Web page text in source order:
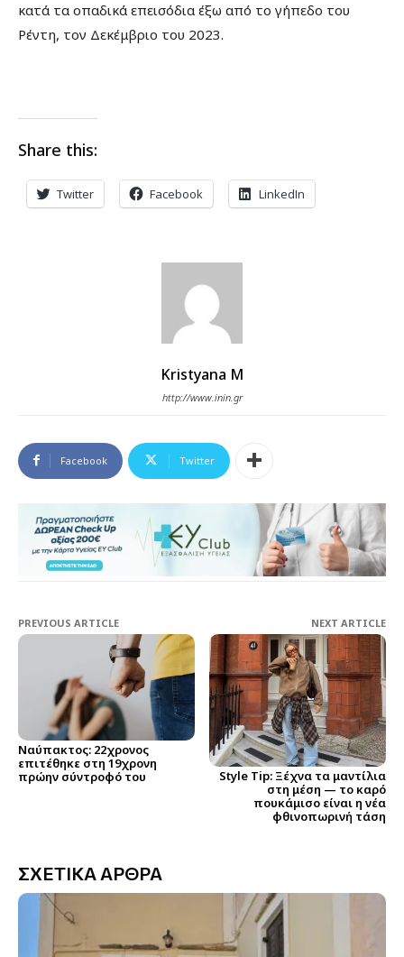
κατά τα οπαδικά επεισόδια έξω από το γήπεδο του
Ρέντη, τον Δεκέμβριο του 2023.
Share this:
Twitter Facebook LinkedIn
Kristyana M
http://www.inin.gr
Facebook Twitter
PREVIOUS ARTICLE
Ναύπακτος: 22χρονος
επιτέθηκε στη 19χρονη
πρώην σύντροφό του
NEXT ARTICLE
Style Tip: Ξέχνα τα μαντίλια
στη μέση — το καρό
πουκάμισο είναι η νέα
φθινοπωρινή τάση
ΣΧΕΤΙΚΑ ΑΡΘΡΑ